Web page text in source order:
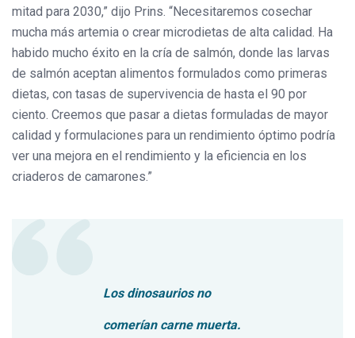
mitad para 2030,” dijo Prins. “Necesitaremos cosechar
mucha más artemia o crear microdietas de alta calidad. Ha
habido mucho éxito en la cría de salmón, donde las larvas
de salmón aceptan alimentos formulados como primeras
dietas, con tasas de supervivencia de hasta el 90 por
ciento. Creemos que pasar a dietas formuladas de mayor
calidad y formulaciones para un rendimiento óptimo podría
ver una mejora en el rendimiento y la eficiencia en los
criaderos de camarones.”
Los dinosaurios no
comerían carne muerta.